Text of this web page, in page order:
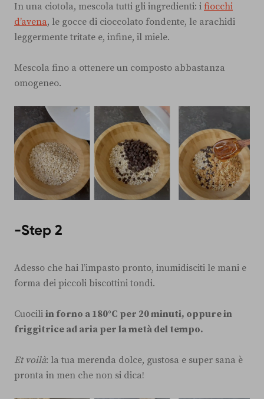
In una ciotola, mescola tutti gli ingredienti: i fiocchi
d’avena, le gocce di cioccolato fondente, le arachidi
leggermente tritate e, infine, il miele.
Mescola fino a ottenere un composto abbastanza
omogeneo.
-Step 2
Adesso che hai l’impasto pronto, inumidisciti le mani e
forma dei piccoli biscottini tondi.
Cuocili in forno a 180°C per 20 minuti, oppure in
friggitrice ad aria per la metà del tempo.
Et voilà: la tua merenda dolce, gustosa e super sana è
pronta in men che non si dica!